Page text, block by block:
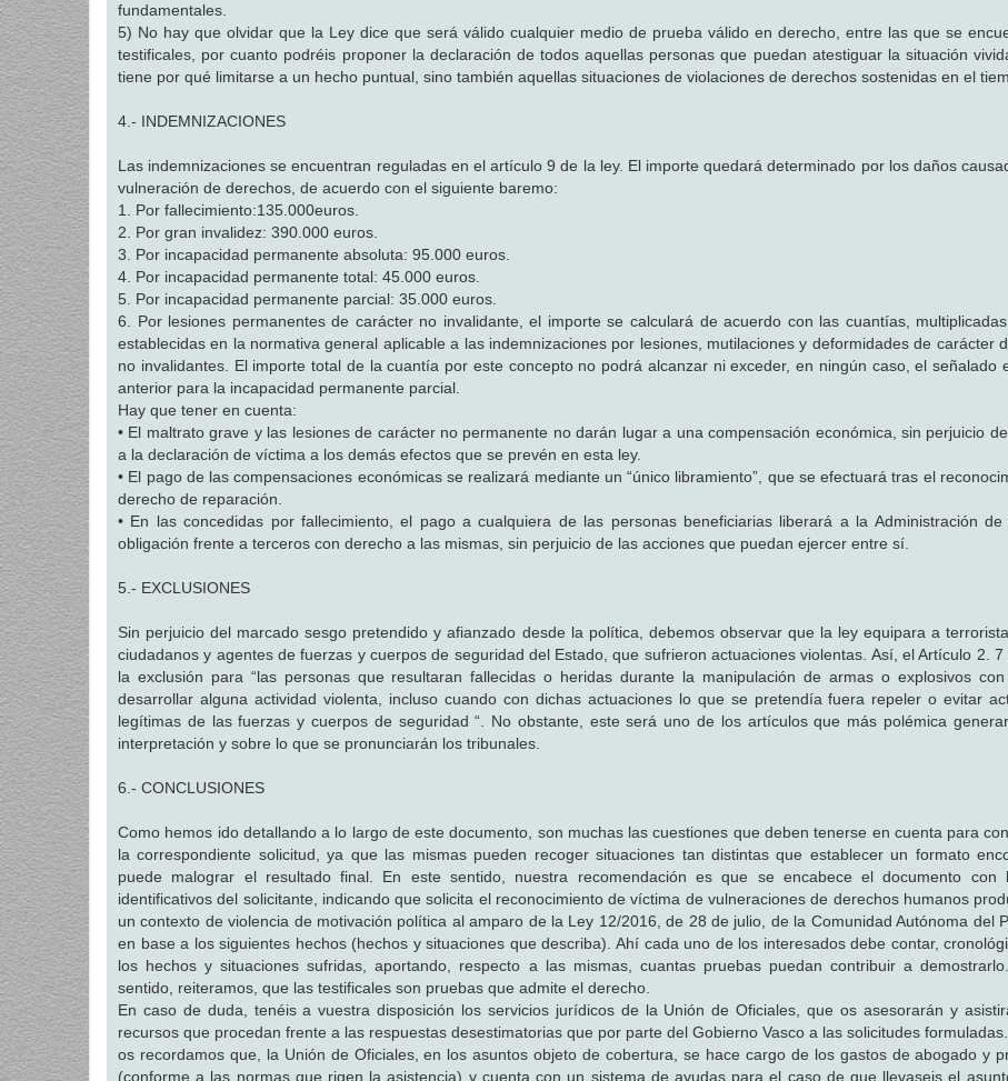
fundamentales.
5) No hay que olvidar que la Ley dice que será válido cualquier medio de prueba válido en derecho, entre las que se
testificales, por cuanto podréis proponer la declaración de todos aquellas personas que puedan atestiguar la situación
tiene por qué limitarse a un hecho puntual, sino también aquellas situaciones de violaciones de derechos sostenidas en el
4.- INDEMNIZACIONES
Las indemnizaciones se encuentran reguladas en el artículo 9 de la ley. El importe quedará determinado por los daños
vulneración de derechos, de acuerdo con el siguiente baremo:
1. Por fallecimiento:135.000euros.
2. Por gran invalidez: 390.000 euros.
3. Por incapacidad permanente absoluta: 95.000 euros.
4. Por incapacidad permanente total: 45.000 euros.
5. Por incapacidad permanente parcial: 35.000 euros.
6. Por lesiones permanentes de carácter no invalidante, el importe se calculará de acuerdo con las cuantías,
establecidas en la normativa general aplicable a las indemnizaciones por lesiones, mutilaciones y deformidades de carácter
no invalidantes. El importe total de la cuantía por este concepto no podrá alcanzar ni exceder, en ningún caso, el señalado
anterior para la incapacidad permanente parcial.
Hay que tener en cuenta:
• El maltrato grave y las lesiones de carácter no permanente no darán lugar a una compensación económica, sin perjuicio
a la declaración de víctima a los demás efectos que se prevén en esta ley.
• El pago de las compensaciones económicas se realizará mediante un “único libramiento”, que se efectuará tras el
derecho de reparación.
• En las concedidas por fallecimiento, el pago a cualquiera de las personas beneficiarias liberará a la Administración de
obligación frente a terceros con derecho a las mismas, sin perjuicio de las acciones que puedan ejercer entre sí.
5.- EXCLUSIONES
Sin perjuicio del marcado sesgo pretendido y afianzado desde la política, debemos observar que la ley equipara a
ciudadanos y agentes de fuerzas y cuerpos de seguridad del Estado, que sufrieron actuaciones violentas. Así, el Artículo 2. 7
la exclusión para “las personas que resultaran fallecidas o heridas durante la manipulación de armas o explosivos
desarrollar alguna actividad violenta, incluso cuando con dichas actuaciones lo que se pretendía fuera repeler o evitar
legítimas de las fuerzas y cuerpos de seguridad “. No obstante, este será uno de los artículos que más polémica
interpretación y sobre lo que se pronunciarán los tribunales.
6.- CONCLUSIONES
Como hemos ido detallando a lo largo de este documento, son muchas las cuestiones que deben tenerse en cuenta para
la correspondiente solicitud, ya que las mismas pueden recoger situaciones tan distintas que establecer un formato
puede malograr el resultado final. En este sentido, nuestra recomendación es que se encabece el documento con
identificativos del solicitante, indicando que solicita el reconocimiento de víctima de vulneraciones de derechos humanos
un contexto de violencia de motivación política al amparo de la Ley 12/2016, de 28 de julio, de la Comunidad Autónoma del
en base a los siguientes hechos (hechos y situaciones que describa). Ahí cada uno de los interesados debe contar,
los hechos y situaciones sufridas, aportando, respecto a las mismas, cuantas pruebas puedan contribuir a
sentido, reiteramos, que las testificales son pruebas que admite el derecho.
En caso de duda, tenéis a vuestra disposición los servicios jurídicos de la Unión de Oficiales, que os asesorarán y
recursos que procedan frente a las respuestas desestimatorias que por parte del Gobierno Vasco a las solicitudes
os recordamos que, la Unión de Oficiales, en los asuntos objeto de cobertura, se hace cargo de los gastos de abogado y
(conforme a las normas que rigen la asistencia) y cuenta con un sistema de ayudas para el caso de que llevaseis el